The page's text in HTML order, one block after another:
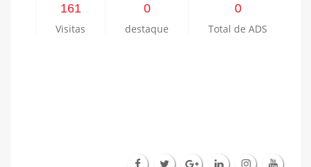
161
Visitas
0
destaque
0
Total de ADS